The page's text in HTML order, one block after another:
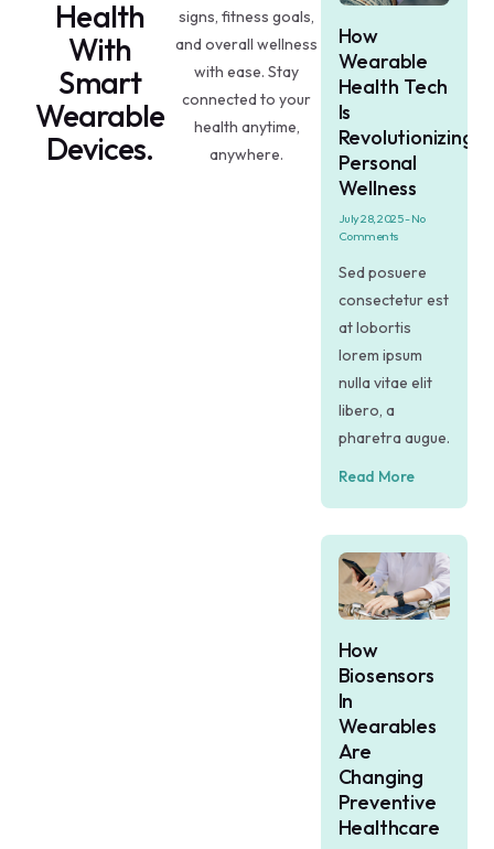
Health
With
Smart
Wearable
Devices.
signs, fitness goals,
and overall wellness
with ease. Stay
connected to your
health anytime,
anywhere.
How
Wearable
Health Tech
Is
Revolutionizing
Personal
Wellness
July 28, 2025 No
Comments
Sed posuere
consectetur est
at lobortis
lorem ipsum
nulla vitae elit
libero, a
pharetra augue.
Read More
How
Biosensors
In
Wearables
Are
Changing
Preventive
Healthcare